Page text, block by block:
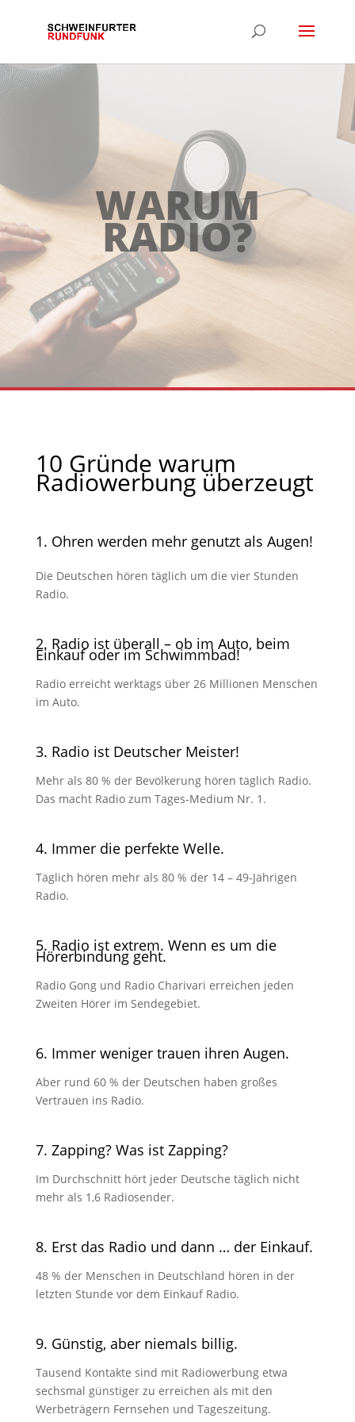
WARUM
RADIO?
10 Gründe warum
Radiowerbung überzeugt
1. Ohren werden mehr genutzt als Augen!
Die Deutschen hören täglich um die vier Stunden
Radio.
2. Radio ist überall – ob im Auto, beim
Einkauf oder im Schwimmbad!
Radio erreicht werktags über 26 Millionen Menschen
im Auto.
3. Radio ist Deutscher Meister!
Mehr als 80 % der Bevölkerung hören täglich Radio.
Das macht Radio zum Tages-Medium Nr. 1.
4. Immer die perfekte Welle.
Täglich hören mehr als 80 % der 14 – 49-Jährigen
Radio.
5. Radio ist extrem. Wenn es um die
Hörerbindung geht.
Radio Gong und Radio Charivari erreichen jeden
Zweiten Hörer im Sendegebiet.
6. Immer weniger trauen ihren Augen.
Aber rund 60 % der Deutschen haben großes
Vertrauen ins Radio.
7. Zapping? Was ist Zapping?
Im Durchschnitt hört jeder Deutsche täglich nicht
mehr als 1,6 Radiosender.
8. Erst das Radio und dann … der Einkauf.
48 % der Menschen in Deutschland hören in der
letzten Stunde vor dem Einkauf Radio.
9. Günstig, aber niemals billig.
Tausend Kontakte sind mit Radiowerbung etwa
sechsmal günstiger zu erreichen als mit den
Werbeträgern Fernsehen und Tageszeitung.